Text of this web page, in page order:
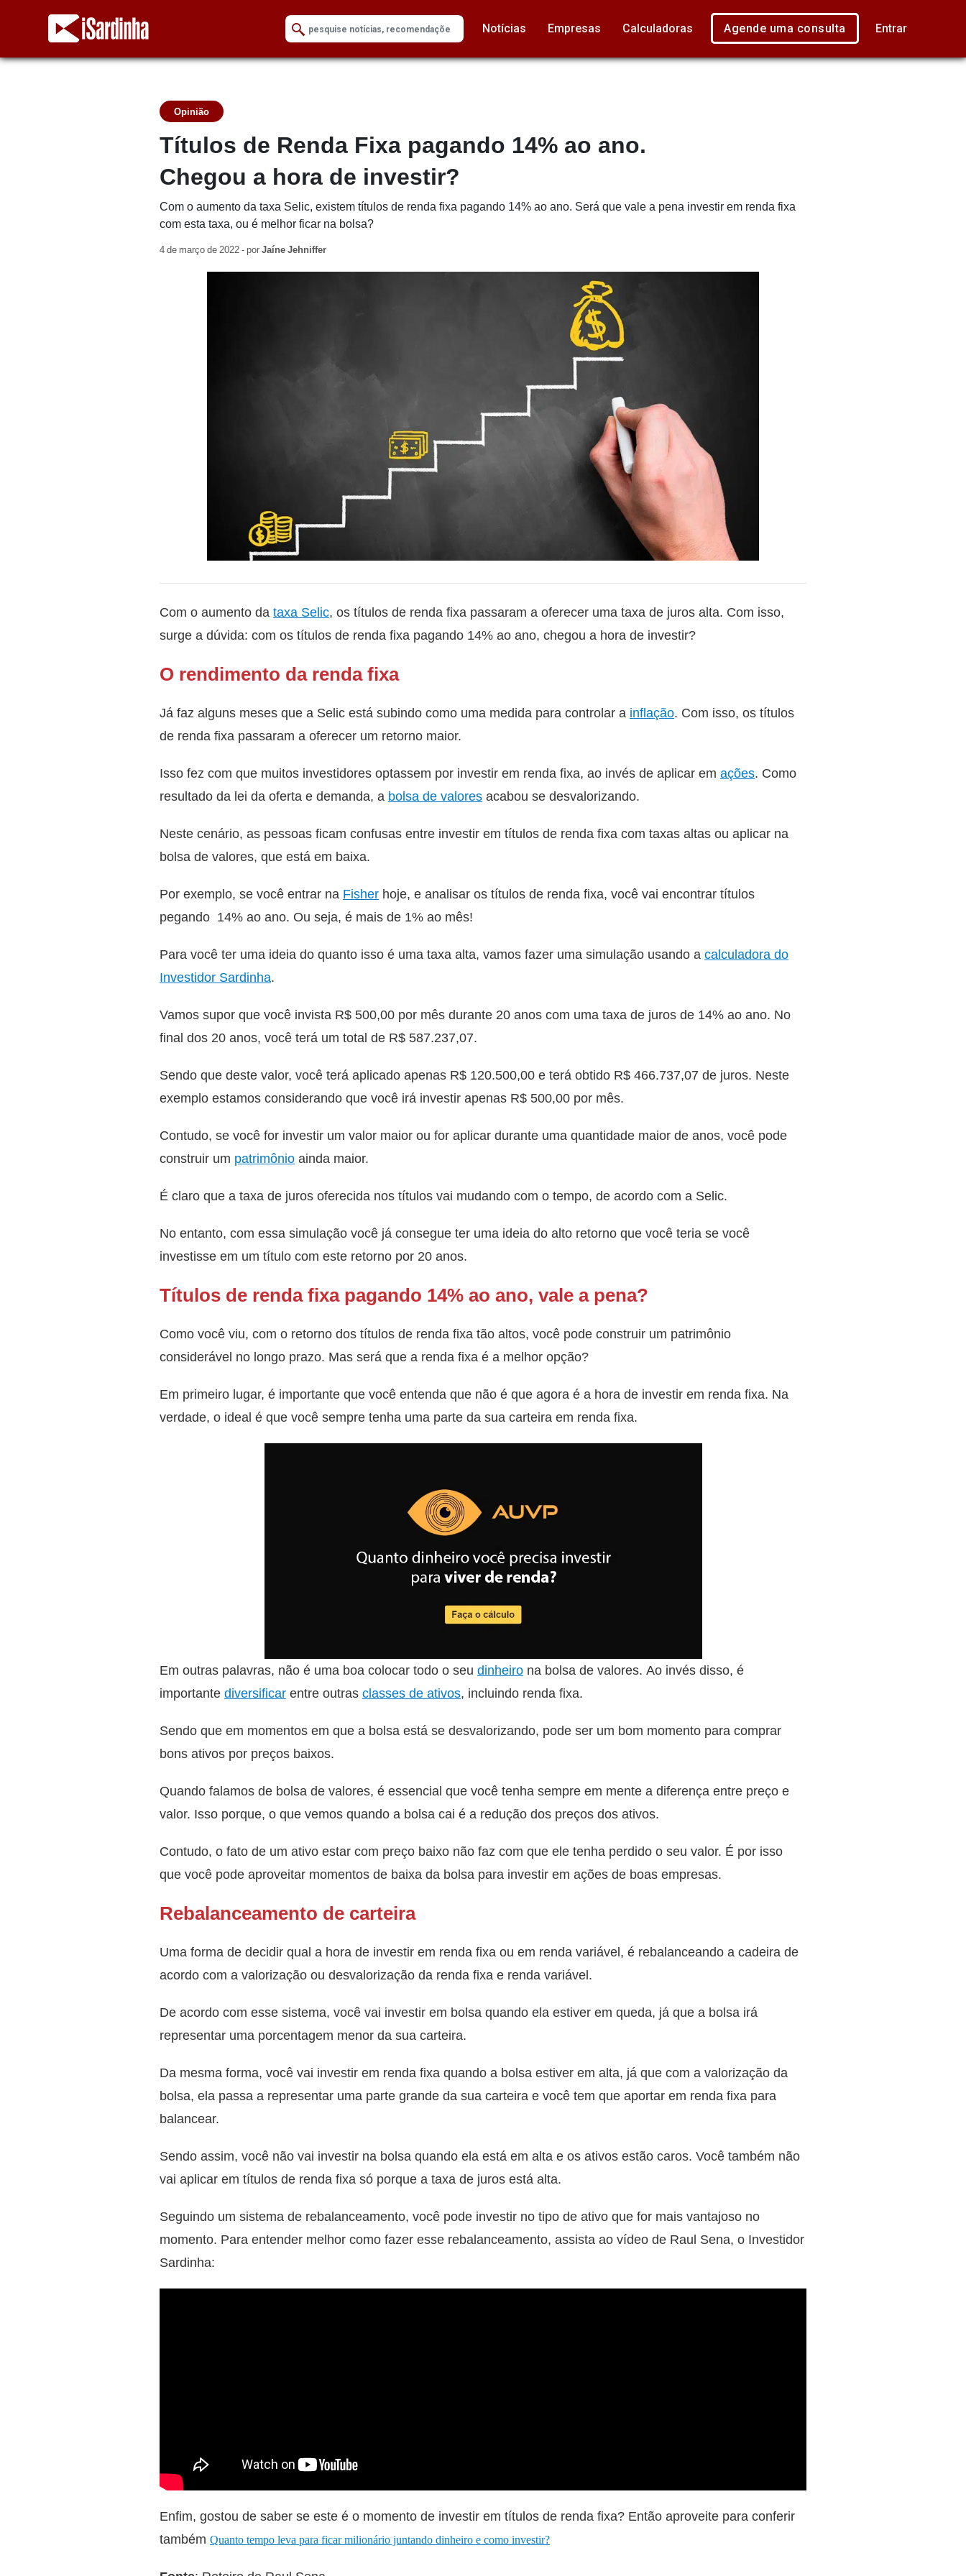
Notícias Empresas Calculadoras Agende uma consulta Entrar
Opinião
Títulos de Renda Fixa pagando 14% ao ano.
Chegou a hora de investir?
Com o aumento da taxa Selic, existem títulos de renda fixa pagando 14% ao ano. Será que vale a pena investir em renda fixa
com esta taxa, ou é melhor ficar na bolsa?
4 de março de 2022 - porJaíne Jehniffer
Com o aumento da taxa Selic, os títulos de renda fixa passaram a oferecer uma taxa de juros alta. Com isso,
surge a dúvida: com os títulos de renda fixa pagando 14% ao ano, chegou a hora de investir?
O rendimento da renda fixa
Já faz alguns meses que a Selic está subindo como uma medida para controlar a inflação. Com isso, os títulos
de renda fixa passaram a oferecer um retorno maior.
Isso fez com que muitos investidores optassem por investir em renda fixa, ao invés de aplicar em ações. Como
resultado da lei da oferta e demanda, a bolsa de valores acabou se desvalorizando.
Neste cenário, as pessoas ficam confusas entre investir em títulos de renda fixa com taxas altas ou aplicar na
bolsa de valores, que está em baixa.
Por exemplo, se você entrar na Fisher hoje, e analisar os títulos de renda fixa, você vai encontrar títulos
pegando 14% ao ano. Ou seja, é mais de 1% ao mês!
Para você ter uma ideia do quanto isso é uma taxa alta, vamos fazer uma simulação usando a calculadora do
Investidor Sardinha.
Vamos supor que você invista R$ 500,00 por mês durante 20 anos com uma taxa de juros de 14% ao ano. No
final dos 20 anos, você terá um total de R$ 587.237,07.
Sendo que deste valor, você terá aplicado apenas R$ 120.500,00 e terá obtido R$ 466.737,07 de juros. Neste
exemplo estamos considerando que você irá investir apenas R$ 500,00 por mês.
Contudo, se você for investir um valor maior ou for aplicar durante uma quantidade maior de anos, você pode
construir um patrimônio ainda maior.
É claro que a taxa de juros oferecida nos títulos vai mudando com o tempo, de acordo com a Selic.
No entanto, com essa simulação você já consegue ter uma ideia do alto retorno que você teria se você
investisse em um título com este retorno por 20 anos.
Títulos de renda fixa pagando 14% ao ano, vale a pena?
Como você viu, com o retorno dos títulos de renda fixa tão altos, você pode construir um patrimônio
considerável no longo prazo. Mas será que a renda fixa é a melhor opção?
Em primeiro lugar, é importante que você entenda que não é que agora é a hora de investir em renda fixa. Na
verdade, o ideal é que você sempre tenha uma parte da sua carteira em renda fixa.
Em outras palavras, não é uma boa colocar todo o seu dinheiro na bolsa de valores. Ao invés disso, é
importante diversificar entre outras classes de ativos, incluindo renda fixa.
Sendo que em momentos em que a bolsa está se desvalorizando, pode ser um bom momento para comprar
bons ativos por preços baixos.
Quando falamos de bolsa de valores, é essencial que você tenha sempre em mente a diferença entre preço e
valor. Isso porque, o que vemos quando a bolsa cai é a redução dos preços dos ativos.
Contudo, o fato de um ativo estar com preço baixo não faz com que ele tenha perdido o seu valor. É por isso
que você pode aproveitar momentos de baixa da bolsa para investir em ações de boas empresas.
Rebalanceamento de carteira
Uma forma de decidir qual a hora de investir em renda fixa ou em renda variável, é rebalanceando a cadeira de
acordo com a valorização ou desvalorização da renda fixa e renda variável.
De acordo com esse sistema, você vai investir em bolsa quando ela estiver em queda, já que a bolsa irá
representar uma porcentagem menor da sua carteira.
Da mesma forma, você vai investir em renda fixa quando a bolsa estiver em alta, já que com a valorização da
bolsa, ela passa a representar uma parte grande da sua carteira e você tem que aportar em renda fixa para
balancear.
Sendo assim, você não vai investir na bolsa quando ela está em alta e os ativos estão caros. Você também não
vai aplicar em títulos de renda fixa só porque a taxa de juros está alta.
Seguindo um sistema de rebalanceamento, você pode investir no tipo de ativo que for mais vantajoso no
momento. Para entender melhor como fazer esse rebalanceamento, assista ao vídeo de Raul Sena, o Investidor
Sardinha:
Enfim, gostou de saber se este é o momento de investir em títulos de renda fixa? Então aproveite para conferir
também Quanto tempo leva para ficar milionário juntando dinheiro e como investir?